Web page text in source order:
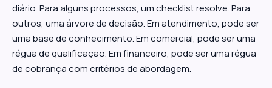
diário. Para alguns processos, um checklist resolve. Para
outros, uma árvore de decisão. Em atendimento, pode ser
uma base de conhecimento. Em comercial, pode ser uma
régua de qualificação. Em financeiro, pode ser uma régua
de cobrança com critérios de abordagem.